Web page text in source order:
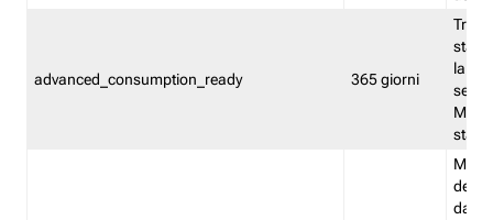
advanced_consumption_ready 365 giorni
stata
la
stato
delle